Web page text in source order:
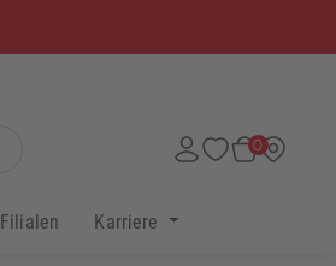
0
Filialen Karriere